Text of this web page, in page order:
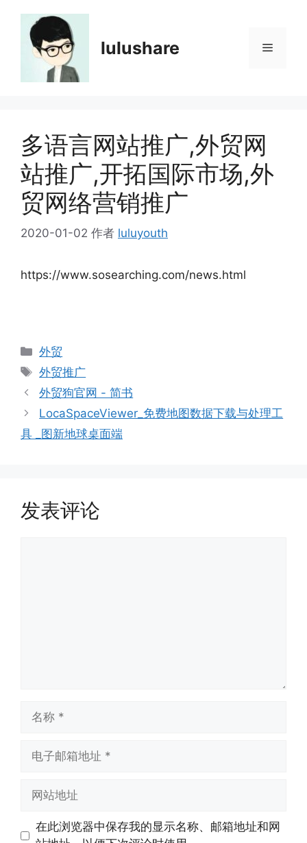
lulushare 菜
多语言网站推广,外贸网
站推广,开拓国际市场,外
贸网络营销推广
2020-01-02 作者 luluyouth
https://www.sosearching.com/news.html
分
类
外贸
标
签
外贸推广
外贸狗官网 - 简书
LocaSpaceViewer_免费地图数据下载与处理工
具 _图新地球桌面端
发表评论
址
址
在此浏览器中保存我的显示名称、邮箱地址和网